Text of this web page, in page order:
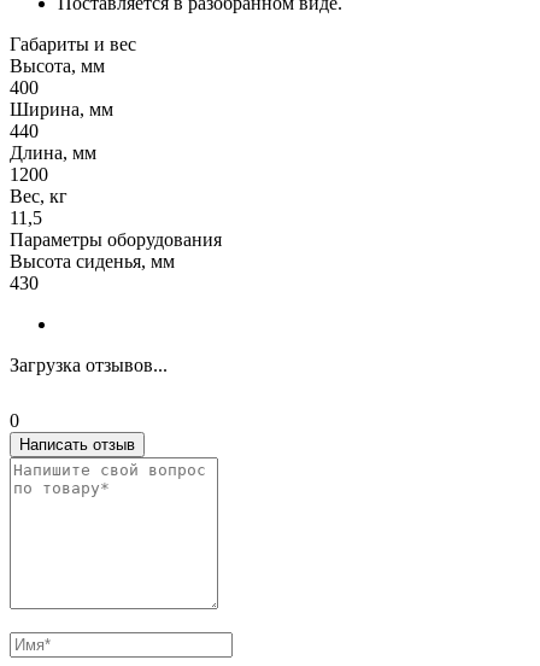
Габариты и вес
Высота, мм
400
Ширина, мм
440
Длина, мм
1200
Вес, кг
11,5
Параметры оборудования
Высота сиденья, мм
430
Загрузка отзывов...
0
Написать отзыв